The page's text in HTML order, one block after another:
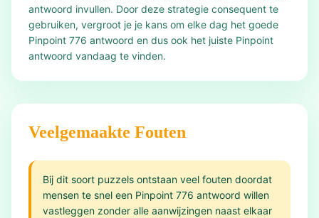
antwoord invullen. Door deze strategie consequent te
gebruiken, vergroot je je kans om elke dag het goede
Pinpoint 776 antwoord en dus ook het juiste Pinpoint
antwoord vandaag te vinden.
Veelgemaakte Fouten
Bij dit soort puzzels ontstaan veel fouten doordat
mensen te snel een Pinpoint 776 antwoord willen
vastleggen zonder alle aanwijzingen naast elkaar